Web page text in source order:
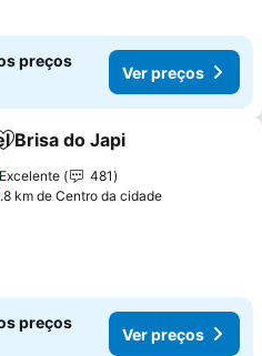
preços
Ver preços
Adicionar aos favoritos
Brisa do Japi
Excelente
481
km de Centro da cidade
preços
Ver preços